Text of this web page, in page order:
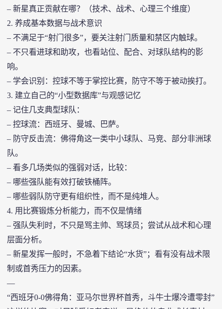
– 新星真正贡献在哪？（技术、战术、心理三个维度）
2. 养成基本数据与战术意识
– 不满足于“射门很多”，要关注射门质量和禁区内触球。
– 不只看进球和助攻，也看站位、配合、对球队结构的影
响。
– 学会识别：控球不等于掌控比赛，防守不等于被动挨打。
3. 建立自己的“小型数据库”与观感记忆
– 记住几支典型球队：
– 控球流：西班牙、曼城、巴萨。
– 防守反击流：佛得角这一类中小球队、马竞、部分非洲球
队。
– 看多几场类似的强弱对话，比较：
– 哪些强队能有效打破铁桶阵。
– 哪些弱队防守更有组织性，而不是纯堆人。
4. 用比赛锻炼分析能力，而不仅是情绪
– 强队失利时，不只是骂主帅、骂球员；尝试从战术和心理
层面分析。
– 新星发挥一般时，不急着下结论“水货”；看有没有战术限
制或首秀压力的因素。
—
“西班牙0-0佛得角：亚马尔世界杯首秀，斗牛士爆冷遭零封”